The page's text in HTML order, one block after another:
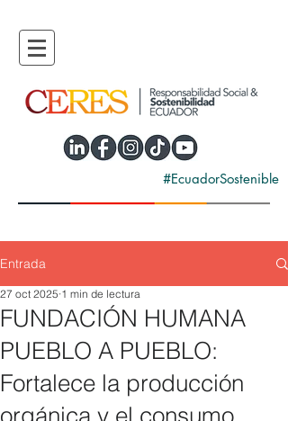
#EcuadorSostenible
Entrada
FUNDACIÓN HUMANA
PUEBLO A PUEBLO:
Fortalece la producción
27 oct 2025 1 min de lectura